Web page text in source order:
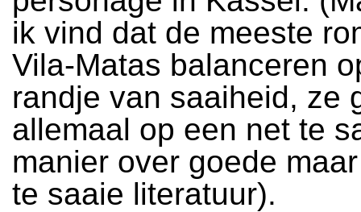
ik vind dat de meeste
Vila-Matas balanceren
randje van saaiheid, ze
allemaal op een net te
manier over goede
te saaie literatuur).